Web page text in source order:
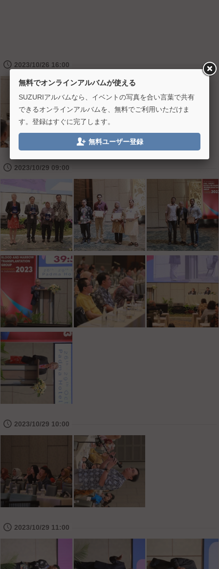
🕔 2023/10/26 16:00
🕔 2023/10/29 09:00
🕔 2023/10/29 10:00
🕔 2023/10/29 11:00
無料でオンラインアルバムが使える
SUZURIアルバムなら、イベントの写真を合い言葉で共有
できるオンラインアルバムを、無料でご利用いただけま
す。登録はすぐに完了します。
 無料ユーザー登録